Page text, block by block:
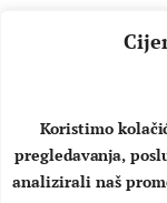
Koristimo
pregledavanja,
analizirali naš
O NAMA